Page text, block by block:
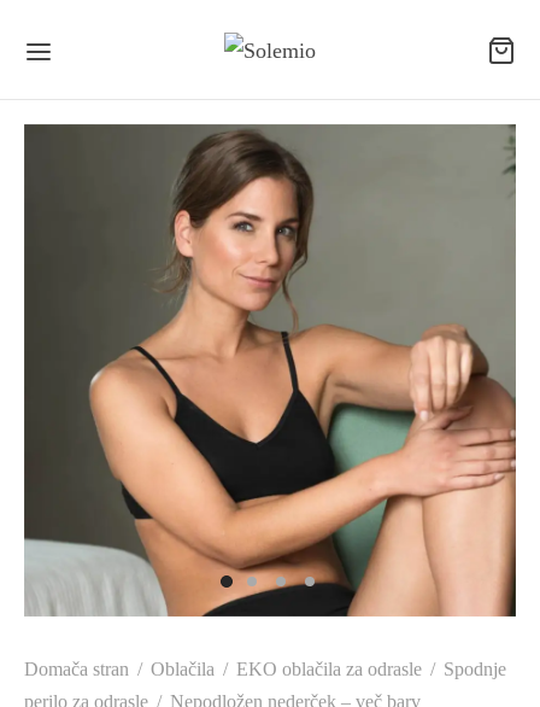
Domača stran / Oblačila / EKO oblačila za odrasle / Spodnje
perilo za odrasle / Nepodložen nederček – več barv